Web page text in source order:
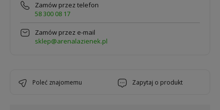
Zamów przez telefon
58 300 08 17
Zamów przez e-mail
sklep@arenalazienek.pl
poleć znajomemu zapytaj o produkt